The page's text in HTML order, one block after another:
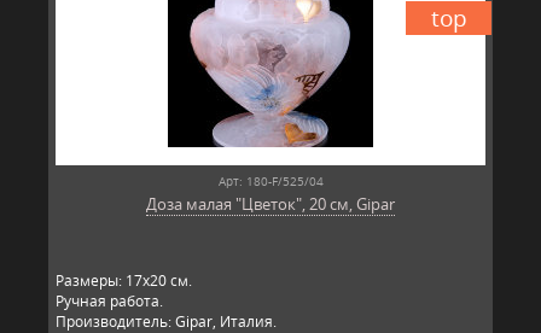
top
Арт: 180-F/525/04
Доза малая "Цветок", 20 см, Gipar
Размеры: 17х20 см.
Ручная работа.
Производитель: Gipar, Италия.